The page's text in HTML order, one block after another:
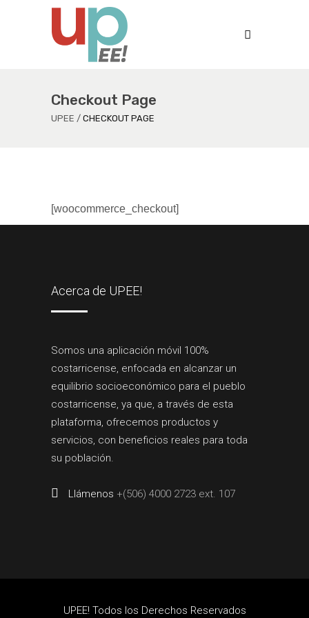
Checkout Page
UPEE / CHECKOUT PAGE
[woocommerce_checkout]
Acerca de UPEE!
Somos una aplicación móvil 100%
costarricense, enfocada en alcanzar un
equilibrio socioeconómico para el pueblo
costarricense, ya que, a través de esta
plataforma, ofrecemos productos y
servicios, con beneficios reales para toda
su población.
Llámenos +(506) 4000 2723 ext. 107
UPEE! Todos los Derechos Reservados